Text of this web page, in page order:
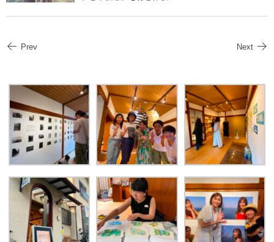
Prev Next